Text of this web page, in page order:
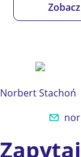
Norbert Stachoń